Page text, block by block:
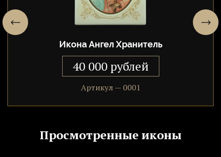
лицевой частью к востоку.
Нельзя забывать, что Наставник не только помогает, но и
ведет учет добрых дел, чтобы ходатайствовать перед Богом
на высшем суде.Икона Ангел Хранитель
40 000 рублей
Артикул — 0001
Просмотренные иконы